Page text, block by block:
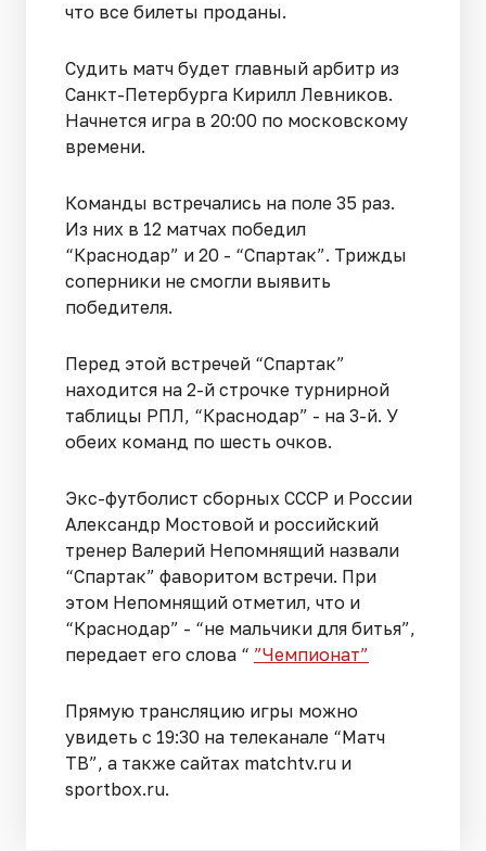
что все билеты проданы.
Судить матч будет главный арбитр из
Санкт-Петербурга Кирилл Левников.
Начнется игра в 20:00 по московскому
времени.
Команды встречались на поле 35 раз.
Из них в 12 матчах победил
“Краснодар” и 20 - “Спартак”. Трижды
соперники не смогли выявить
победителя.
Перед этой встречей “Спартак”
находится на 2-й строчке турнирной
таблицы РПЛ, “Краснодар” - на 3-й. У
обеих команд по шесть очков.
Экс-футболист сборных СССР и России
Александр Мостовой и российский
тренер Валерий Непомнящий назвали
“Спартак” фаворитом встречи. При
этом Непомнящий отметил, что и
“Краснодар” - “не мальчики для битья”,
передает его слова “ ”Чемпионат”
Прямую трансляцию игры можно
увидеть с 19:30 на телеканале “Матч
ТВ”, а также сайтах matchtv.ru и
sportbox.ru.